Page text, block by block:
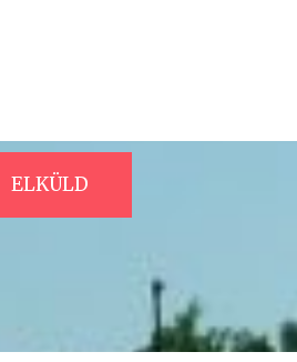
ELKÜLD